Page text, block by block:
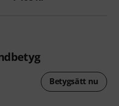
Betygsätt nu